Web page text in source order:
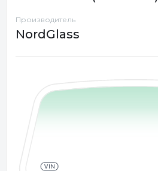
Производитель
NordGlass